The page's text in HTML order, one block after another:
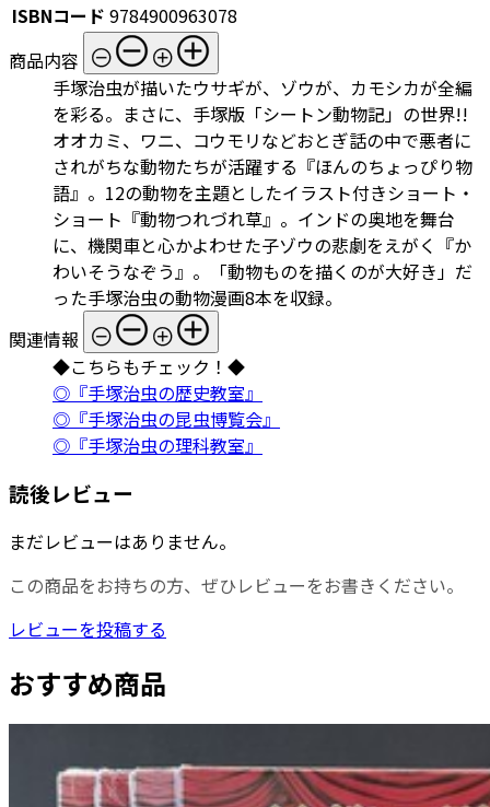
ISBNコード 9784900963078
商品内容
手塚治虫が描いたウサギが、ゾウが、カモシカが全編
を彩る。まさに、手塚版「シートン動物記」の世界!!
オオカミ、ワニ、コウモリなどおとぎ話の中で悪者に
されがちな動物たちが活躍する『ほんのちょっぴり物
語』。12の動物を主題としたイラスト付きショート・
ショート『動物つれづれ草』。インドの奥地を舞台
に、機関車と心かよわせた子ゾウの悲劇をえがく『か
わいそうなぞう』。「動物ものを描くのが大好き」だ
った手塚治虫の動物漫画8本を収録。
関連情報
◆こちらもチェック！◆
◎『手塚治虫の歴史教室』
◎『手塚治虫の昆虫博覧会』
◎『手塚治虫の理科教室』
読後レビュー
まだレビューはありません。
この商品をお持ちの方、ぜひレビューをお書きください。
レビューを投稿する
おすすめ商品